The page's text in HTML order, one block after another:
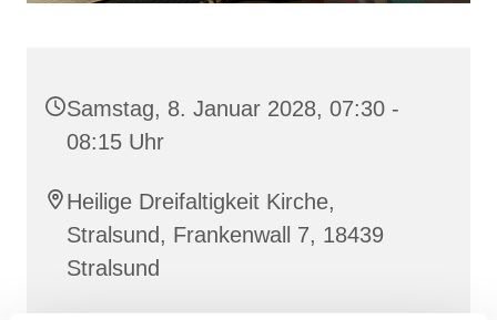
Samstag, 8. Januar 2028, 07:30 -
08:15 Uhr
Heilige Dreifaltigkeit Kirche,
Stralsund, Frankenwall 7, 18439
Stralsund